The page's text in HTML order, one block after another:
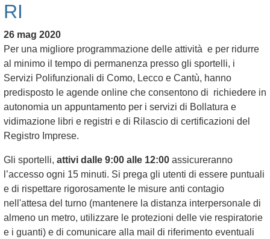
RI
26 mag 2020
Per una migliore programmazione delle attività e per ridurre
al minimo il tempo di permanenza presso gli sportelli, i
Servizi Polifunzionali di Como, Lecco e Cantù, hanno
predisposto le agende online che consentono di richiedere in
autonomia un appuntamento per i servizi di Bollatura e
vidimazione libri e registri e di Rilascio di certificazioni del
Registro Imprese.
Gli sportelli, attivi dalle 9:00 alle 12:00 assicureranno
l’accesso ogni 15 minuti. Si prega gli utenti di essere puntuali
e di rispettare rigorosamente le misure anti contagio
nell'attesa del turno (mantenere la distanza interpersonale di
almeno un metro, utilizzare le protezioni delle vie respiratorie
e i guanti) e di comunicare alla mail di riferimento eventuali